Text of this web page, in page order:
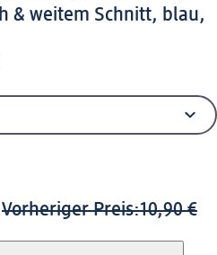
& weitem Schnitt, blau,
Vorheriger Preis:10,90 €